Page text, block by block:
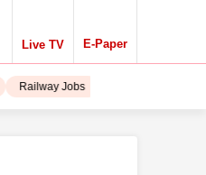
Live TV E-Paper
Railway Jobs